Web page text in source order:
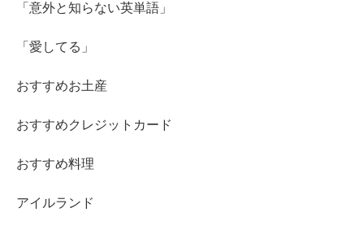
「意外と知らない英単語」
「愛してる」
おすすめお土産
おすすめクレジットカード
おすすめ料理
アイルランド